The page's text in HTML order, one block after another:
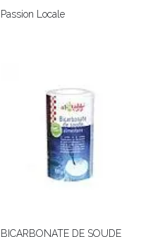
Passion Locale
BICARBONATE DE SOUDE